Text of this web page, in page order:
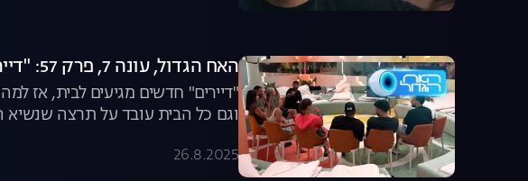
האח הגדול, עונה 7, פרק 57: "דיירים" נוספים מגיעים
"דיירים" חדשים מגיעים לבית, אז
וגם כל הבית עובד על תרצה שנשיא
26.8.2025